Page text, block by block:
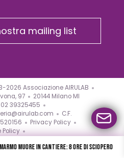
mailing list
2026 Associazione AIRULAB
97
20144 Milano MI
02 39325455
C.F.
Privacy Policy
Policy
di privacy
Copyright
muore in cantiere: 8 ore di sciopero